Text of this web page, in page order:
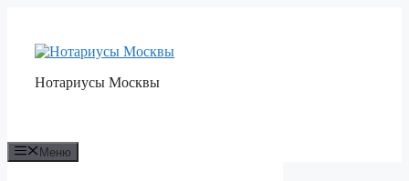
содержимому
Нотариусы Москвы
Меню